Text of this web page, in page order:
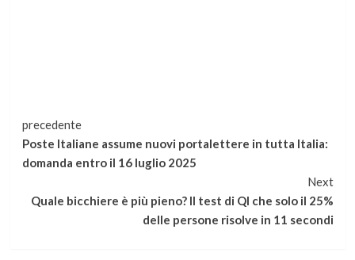
Continua
a
leggere
precedente
Poste Italiane assume nuovi portalettere in tutta Italia:
domanda entro il 16 luglio 2025
Next
Quale bicchiere è più pieno? Il test di QI che solo il 25%
delle persone risolve in 11 secondi